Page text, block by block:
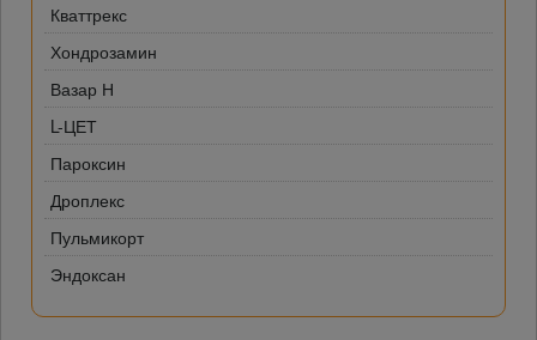
Кваттрекс
Хондрозамин
Вазар Н
L-ЦЕТ
Пароксин
Дроплекс
Пульмикорт
Эндоксан